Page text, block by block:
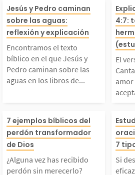
el
en el que
y Pedro
las aguas en
de Mateo,
y en Juan 6.
de alimentar a
Jesús y Pedro caminan
sobre las aguas:
reflexión y explicación
Encontramos el texto
bíblico en el que Jesús y
Pedro caminan sobre las
aguas en los libros de...
El
r
ia:
4:7:
El
vez has
perdón sin
7 ejemplos bíblicos del
perdón transformador
de Dios
¿Alguna vez has recibido
perdón sin merecerlo?
Si
a
7
Si